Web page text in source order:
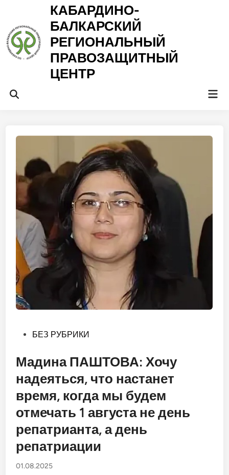
содержимому
КАБАРДИНО-
БАЛКАРСКИЙ
РЕГИОНАЛЬНЫЙ
ПРАВОЗАЩИТНЫЙ
ЦЕНТР
Открыть
Опубликовано
БЕЗ РУБРИКИ
Мадина ПАШТОВА: Хочу
надеяться, что настанет
время, когда мы будем
отмечать 1 августа не день
репатрианта, а день
репатриации
01.08.2025